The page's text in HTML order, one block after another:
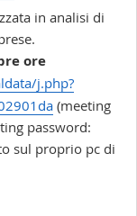
in analisi di
ore
j.php?
(meeting
password:
sul proprio pc di